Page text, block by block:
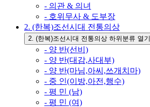
- 의관 & 의녀
- 호위무사 & 도부장
2. (한복)조선시대 전통의상
2. (한복)조선시대 전통의상 하위분류 열기
- 양 반(선비)
- 양 반(대감,사대부)
- 양 반(마님,아씨,쓰개치마)
- 중 인(이방,아전,행수)
- 평 민 (남)
- 평 민 (여)